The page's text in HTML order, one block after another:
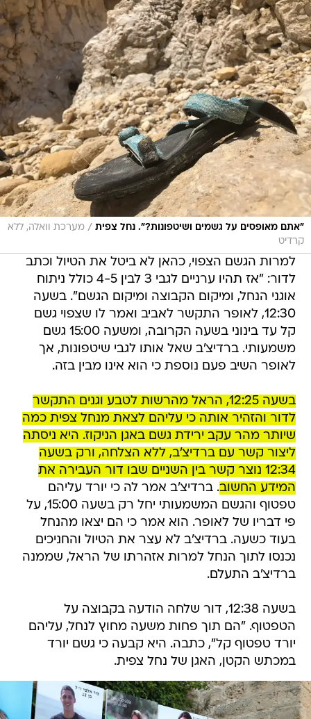
"אתם מאופסים על גשמים ושיטפונות?". נחל צפית / מערכת וואלה, ללא
קרדיט
למרות הגשם הצפוי, כהאן לא ביטל את הטיול וכתב
לדור: "אז תהיו ערניים לגבי 3 לבין 4-5 כולל ניתוח
אוגני הנחל, ומיקום הקבוצה ומיקום הגשם". בשעה
12:30, לאופר התקשר לאביב ואמר לו שצפוי גשם
קל עד בינוני בשעה הקרובה, ומשעה 15:00 גשם
משמעותי. ברדיצ'ב שאל אותו לגבי שיטפונות, אך
לאופר השיב פעם נוספת כי הוא אינו מבין בזה.
בשעה 12:25, הראל מהרשות לטבע וגנים התקשר
לדור והזהיר אותה כי עליהם לצאת מנחל צפית כמה
שיותר מהר עקב ירידת גשם באגן הניקוז. היא ניסתה
ליצור קשר עם ברדיצ'ב, ללא הצלחה, ורק בשעה
12:34 נוצר קשר בין השניים שבו דור העבירה את
המידע החשוב. ברדיצ'ב אמר לה כי יורד עליהם
טפטוף והגשם המשמעותי יחל רק בשעה 15:00, על
פי דבריו של לאופר. הוא אמר כי הם יצאו מהנחל
בעוד כשעה. ברדיצ'ב לא עצר את הטיול והחניכים
נכנסו לתוך הנחל למרות אזהרתו של הראל, שממנה
ברדיצ'ב התעלם.
בשעה 12:38, דור שלחה הודעה בקבוצה על
הטפטוף. "הם תוך פחות משעה מחוץ לנחל, עליהם
יורד טפטוף קל", כתבה. היא קבעה כי גשם יורד
במכתש הקטן, האגן של נחל צפית.